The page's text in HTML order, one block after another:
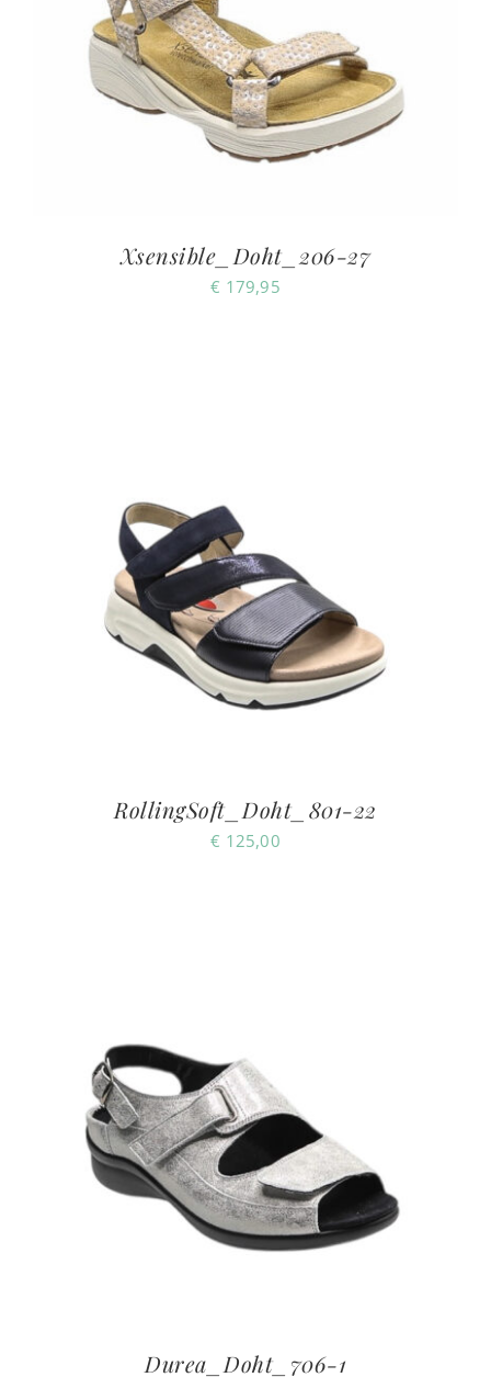
Xsensible_Doht_206-27
€ 179,95
RollingSoft_Doht_801-22
€ 125,00
Durea_Doht_706-1